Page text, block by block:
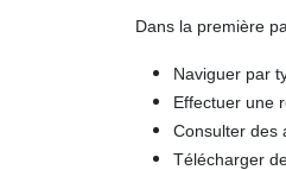
Dans la première
Naviguer par
Effectuer une
Consulter des
Télécharger